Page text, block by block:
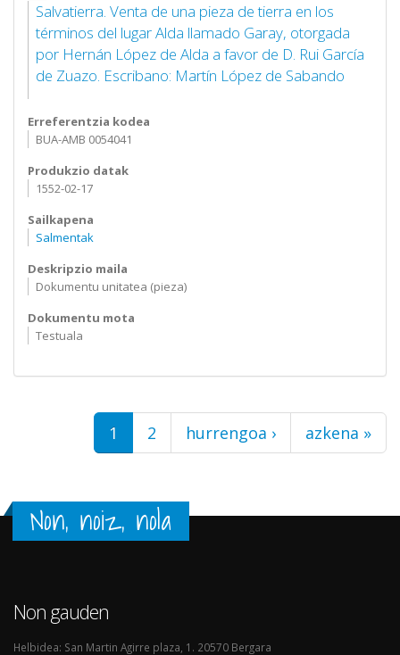
Salvatierra. Venta de una pieza de tierra en los
términos del lugar Alda llamado Garay, otorgada
por Hernán López de Alda a favor de D. Rui García
de Zuazo. Escribano: Martín López de Sabando
Erreferentzia kodea
BUA-AMB 0054041
Produkzio datak
1552-02-17
Sailkapena
Salmentak
Deskripzio maila
Dokumentu unitatea (pieza)
Dokumentu mota
Testuala
1 2 hurrengoa › azkena »
Non, noiz, nola
Non gauden
Helbidea: San Martin Agirre plaza, 1. 20570 Bergara